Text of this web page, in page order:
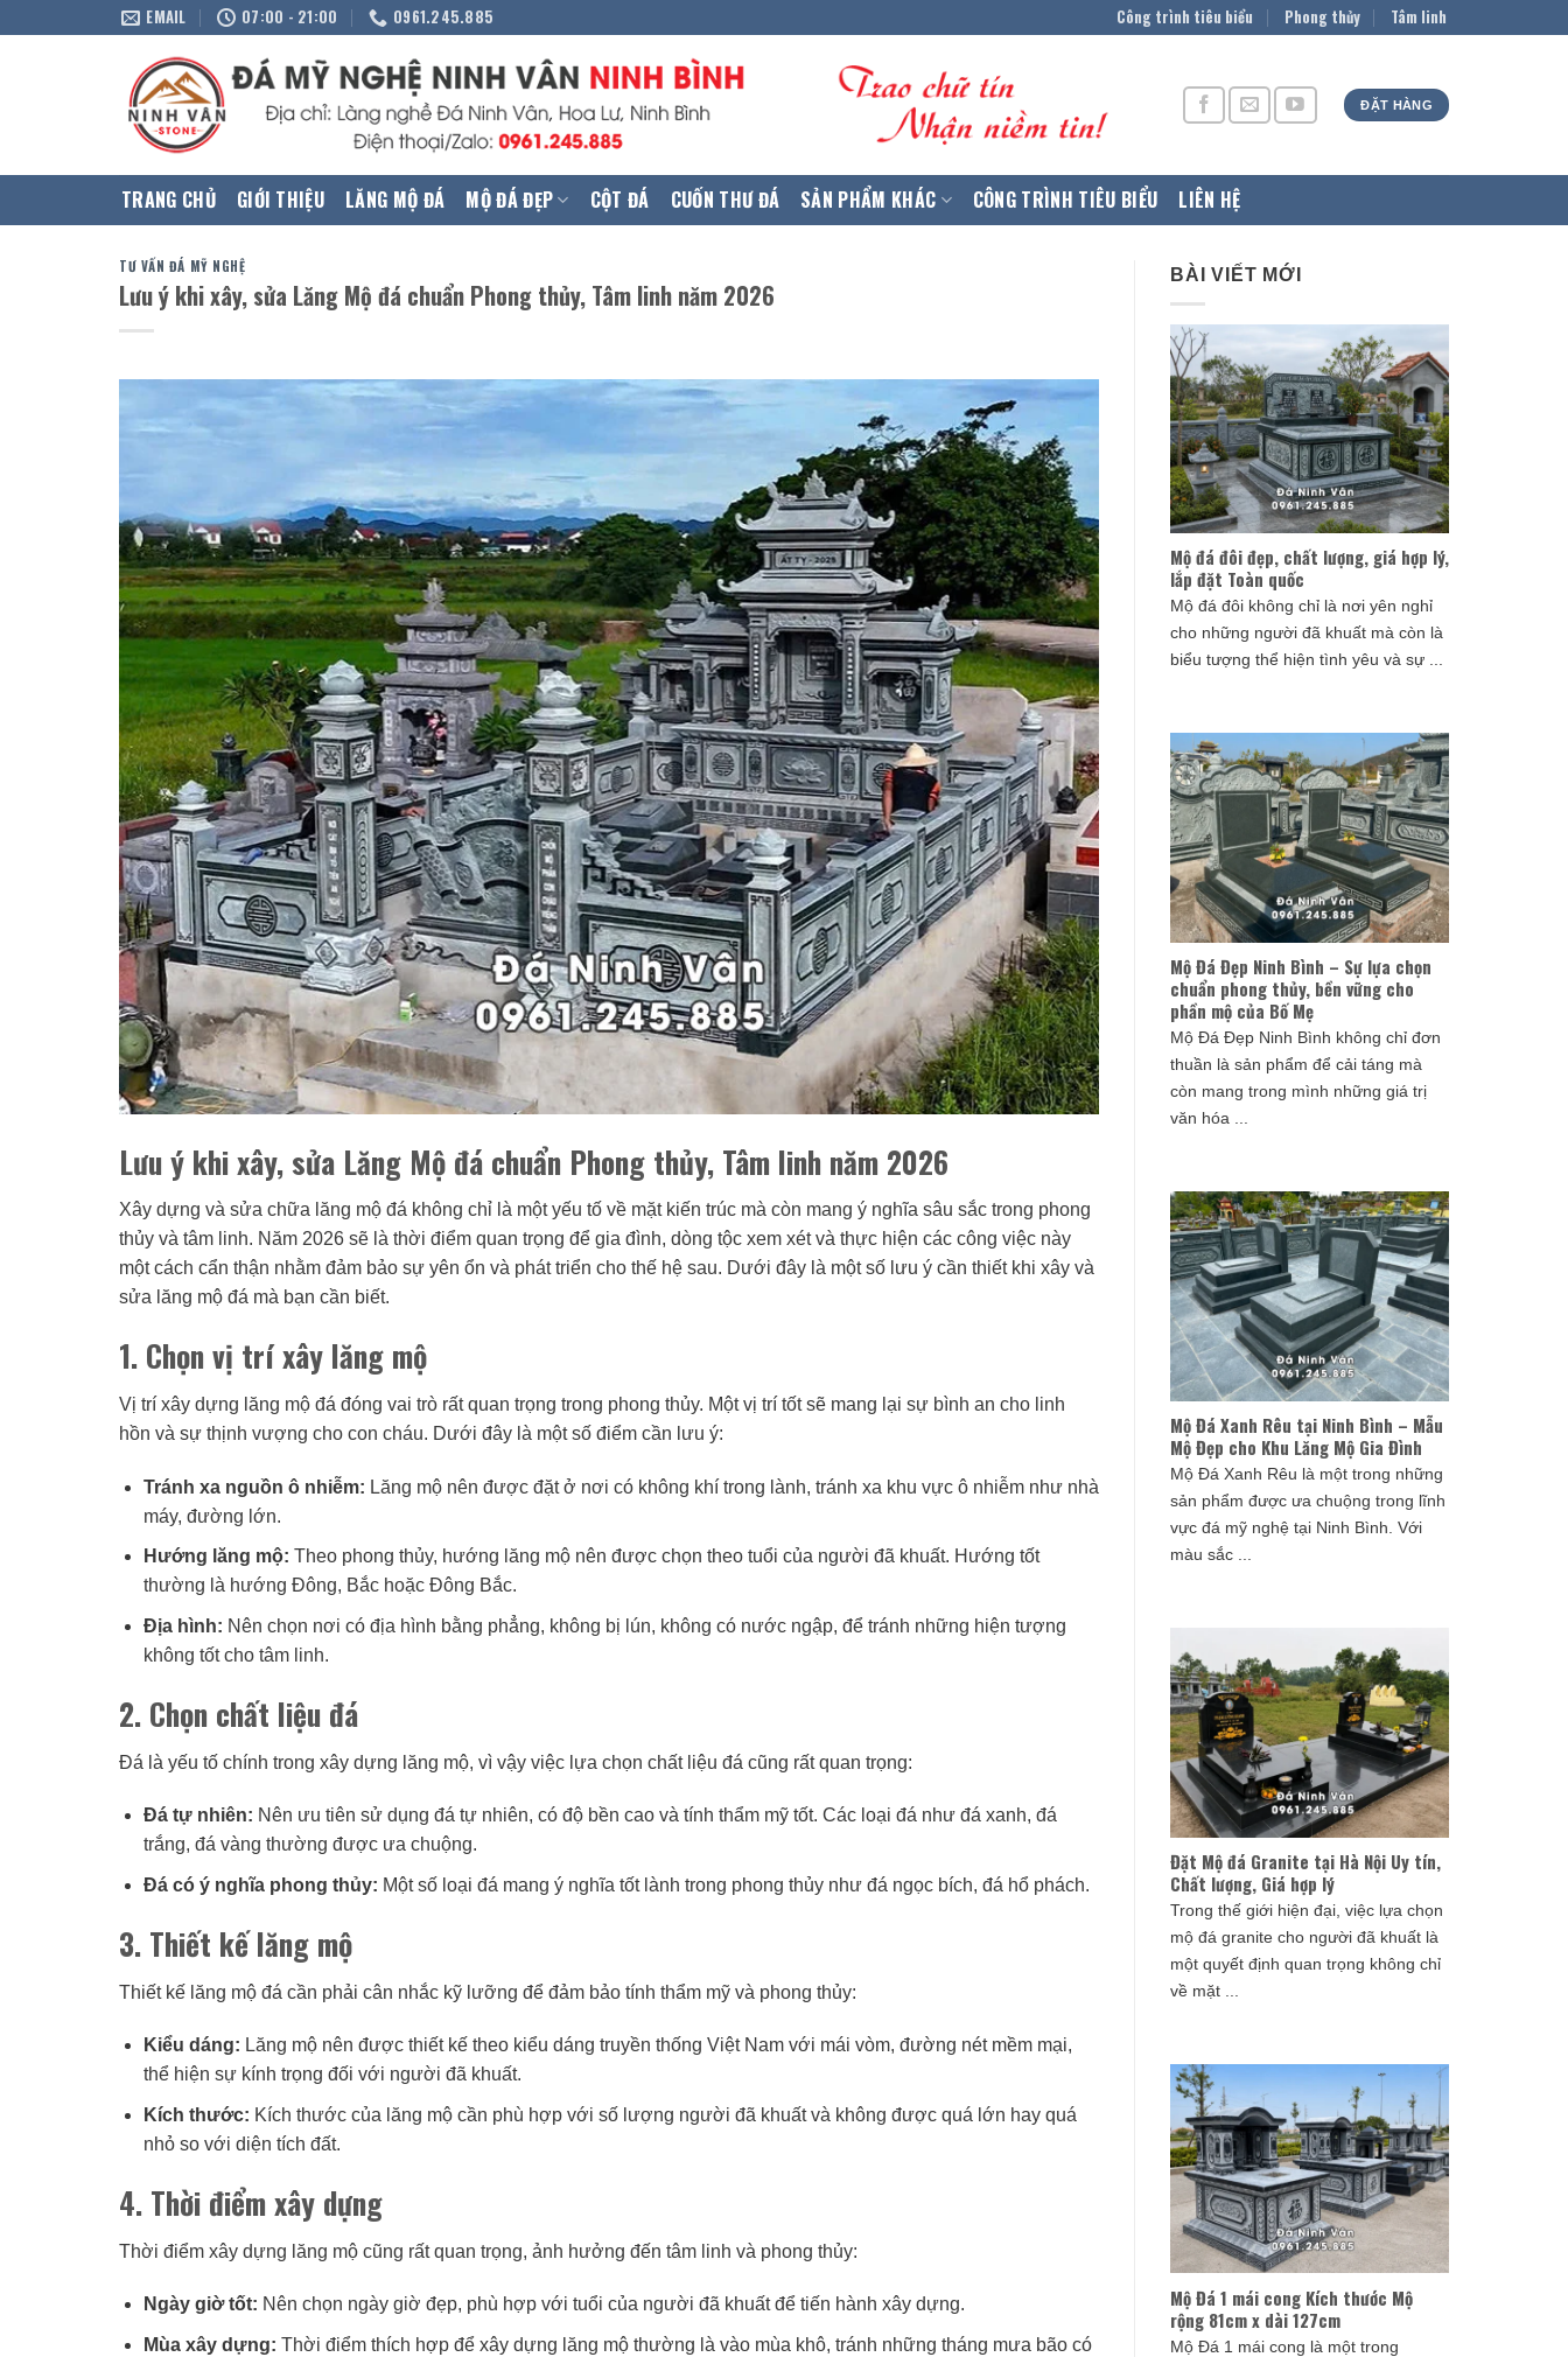
EMAIL 07:00 - 21:00 0961.245.885 Công trình tiêu biểu Phong thủy Tâm linh
ĐẶT HÀNG
TRANG CHỦ GIỚI THIỆU LĂNG MỘ ĐÁ MỘ ĐÁ ĐẸP CỘT ĐÁ CUỐN THƯ ĐÁ SẢN PHẨM KHÁC CÔNG TRÌNH TIÊU BIỂU LIÊN HỆ
TƯ VẤN ĐÁ MỸ NGHỆ
Lưu ý khi xây, sửa Lăng Mộ đá chuẩn Phong thủy, Tâm linh năm 2026
Lưu ý khi xây, sửa Lăng Mộ đá chuẩn Phong thủy, Tâm linh năm 2026
Xây dựng và sửa chữa lăng mộ đá không chỉ là một yếu tố về mặt kiến trúc mà còn mang ý nghĩa sâu sắc trong phong
thủy và tâm linh. Năm 2026 sẽ là thời điểm quan trọng để gia đình, dòng tộc xem xét và thực hiện các công việc này
một cách cẩn thận nhằm đảm bảo sự yên ổn và phát triển cho thế hệ sau. Dưới đây là một số lưu ý cần thiết khi xây và
sửa lăng mộ đá mà bạn cần biết.
1. Chọn vị trí xây lăng mộ
Vị trí xây dựng lăng mộ đá đóng vai trò rất quan trọng trong phong thủy. Một vị trí tốt sẽ mang lại sự bình an cho linh
hồn và sự thịnh vượng cho con cháu. Dưới đây là một số điểm cần lưu ý:
Tránh xa nguồn ô nhiễm: Lăng mộ nên được đặt ở nơi có không khí trong lành, tránh xa khu vực ô nhiễm như nhà
máy, đường lớn.
Hướng lăng mộ: Theo phong thủy, hướng lăng mộ nên được chọn theo tuổi của người đã khuất. Hướng tốt
thường là hướng Đông, Bắc hoặc Đông Bắc.
Địa hình: Nên chọn nơi có địa hình bằng phẳng, không bị lún, không có nước ngập, để tránh những hiện tượng
không tốt cho tâm linh.
2. Chọn chất liệu đá
Đá là yếu tố chính trong xây dựng lăng mộ, vì vậy việc lựa chọn chất liệu đá cũng rất quan trọng:
Đá tự nhiên: Nên ưu tiên sử dụng đá tự nhiên, có độ bền cao và tính thẩm mỹ tốt. Các loại đá như đá xanh, đá
trắng, đá vàng thường được ưa chuộng.
Đá có ý nghĩa phong thủy: Một số loại đá mang ý nghĩa tốt lành trong phong thủy như đá ngọc bích, đá hổ phách.
3. Thiết kế lăng mộ
Thiết kế lăng mộ đá cần phải cân nhắc kỹ lưỡng để đảm bảo tính thẩm mỹ và phong thủy:
Kiểu dáng: Lăng mộ nên được thiết kế theo kiểu dáng truyền thống Việt Nam với mái vòm, đường nét mềm mại,
thể hiện sự kính trọng đối với người đã khuất.
Kích thước: Kích thước của lăng mộ cần phù hợp với số lượng người đã khuất và không được quá lớn hay quá
nhỏ so với diện tích đất.
4. Thời điểm xây dựng
Thời điểm xây dựng lăng mộ cũng rất quan trọng, ảnh hưởng đến tâm linh và phong thủy:
Ngày giờ tốt: Nên chọn ngày giờ đẹp, phù hợp với tuổi của người đã khuất để tiến hành xây dựng.
Mùa xây dựng: Thời điểm thích hợp để xây dựng lăng mộ thường là vào mùa khô, tránh những tháng mưa bão có
BÀI VIẾT MỚI
Mộ đá đôi đẹp, chất lượng, giá hợp lý,
lắp đặt Toàn quốc
Mộ đá đôi không chỉ là nơi yên nghỉ
cho những người đã khuất mà còn là
biểu tượng thể hiện tình yêu và sự ...
Mộ Đá Đẹp Ninh Bình – Sự lựa chọn
chuẩn phong thủy, bền vững cho
phần mộ của Bố Mẹ
Mộ Đá Đẹp Ninh Bình không chỉ đơn
thuần là sản phẩm để cải táng mà
còn mang trong mình những giá trị
văn hóa ...
Mộ Đá Xanh Rêu tại Ninh Bình – Mẫu
Mộ Đẹp cho Khu Lăng Mộ Gia Đình
Mộ Đá Xanh Rêu là một trong những
sản phẩm được ưa chuộng trong lĩnh
vực đá mỹ nghệ tại Ninh Bình. Với
màu sắc ...
Đặt Mộ đá Granite tại Hà Nội Uy tín,
Chất lượng, Giá hợp lý
Trong thế giới hiện đại, việc lựa chọn
mộ đá granite cho người đã khuất là
một quyết định quan trọng không chỉ
về mặt ...
Mộ Đá 1 mái cong Kích thước Mộ
rộng 81cm x dài 127cm
Mộ Đá 1 mái cong là một trong